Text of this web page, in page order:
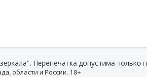
Перепечатка допустима только
области и России. 18+